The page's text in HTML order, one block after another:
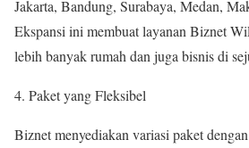
Jakarta, Bandung, Surabaya, Medan,
Ekspansi ini membuat layanan Biznet
lebih banyak rumah dan juga bisnis di
Paket yang Fleksibel
Biznet menyediakan variasi paket